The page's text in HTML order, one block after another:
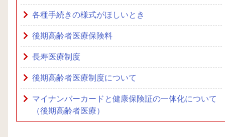
各種手続きの様式がほしいとき
後期高齢者医療保険料
長寿医療制度
後期高齢者医療制度について
マイナンバーカードと健康保険証の一体化について
（後期高齢者医療）